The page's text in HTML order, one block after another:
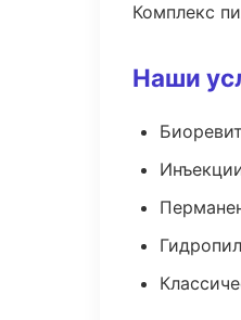
Комплекс
Наши